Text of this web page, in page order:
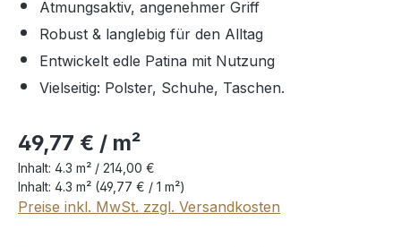
Atmungsaktiv, angenehmer Griff
Robust & langlebig für den Alltag
Entwickelt edle Patina mit Nutzung
Vielseitig: Polster, Schuhe, Taschen.
49,77 € / m²
Inhalt: 4.3 m² / 214,00 €
Inhalt: 4.3 m² (49,77 € / 1 m²)
Preise inkl. MwSt. zzgl. Versandkosten